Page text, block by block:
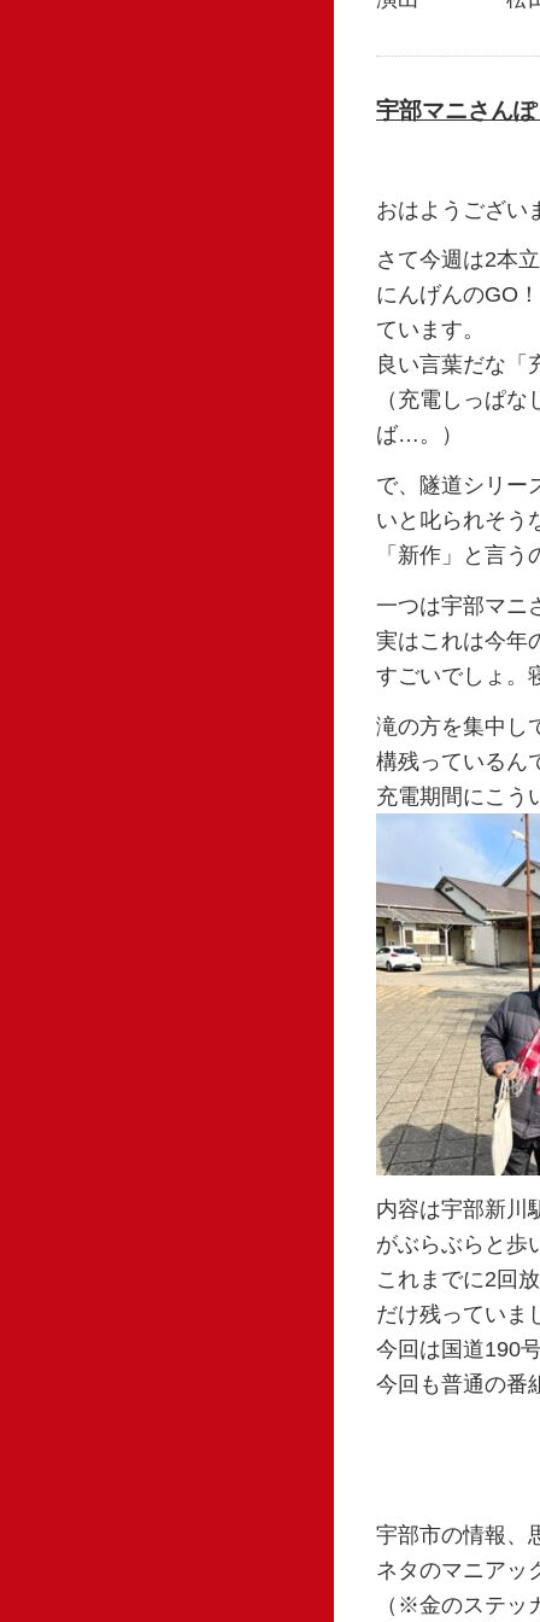
宇部マニさん
おはようござい
さて今週は2本
にんげんのGO
ています。
良い言葉だな「
（充電しっぱ
ば…。）
で、隧道シリー
いと叱られそう
「新作」と言
一つは宇部マニ
実はこれは今年
すごいでしょ。
滝の方を集中し
構残っているん
充電期間にこう
内容は宇部新川
がぶらぶらと歩
これまでに2回
だけ残っていま
今回は国道190
今回も普通の番
宇部市の情報、
ネタのマニアッ
（※金のステッ